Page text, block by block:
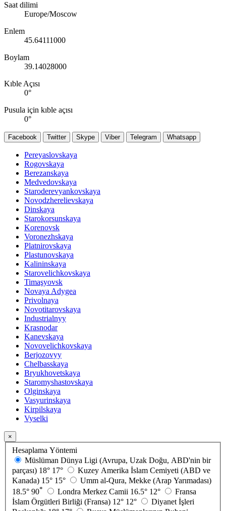
Saat dilimi
Europe/Moscow
Enlem
45.64111000
Boylam
39.14028000
Kıble Açısı
0°
Pusula için kıble açısı
0°
Facebook Twitter Skype Viber Telegram Whatsapp
Pereyaslovskaya
Rogovskaya
Berezanskaya
Medvedovskaya
Staroderevyankovskaya
Novodzherelievskaya
Dinskaya
Starokorsunskaya
Korenovsk
Voronezhskaya
Platnirovskaya
Plastunovskaya
Kalininskaya
Starovelichkovskaya
Timaşyovsk
Novaya Adygea
Privolnaya
Novotitarovskaya
Industrialnyy
Krasnodar
Kanevskaya
Novovelichkovskaya
Berjozovyy
Chelbasskaya
Bryukhovetskaya
Staromyshastovskaya
Olginskaya
Vasyurinskaya
Kirpilskaya
Vyselki
×
Hesaplama Yöntemi
Müslüman Dünya Ligi (Avrupa, Uzak Doğu, ABD'nin bir
parçası) 18° 17°
Kuzey Amerika İslam Cemiyeti (ABD ve
Kanada) 15° 15°
Umm al-Qura, Mekke (Arap Yarımadası)
18.5° 90* Londra Merkez Camii 16.5° 12°
Fransa
İslam Örgütleri Birliği (Fransa) 12° 12°
Diyanet İşleri